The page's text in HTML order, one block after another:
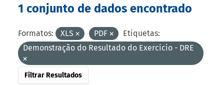
1 conjunto de dados encontrado
Formatos: XLS PDF
Etiquetas:
Demonstração do Resultado do Exercício - DRE
Filtrar Resultados